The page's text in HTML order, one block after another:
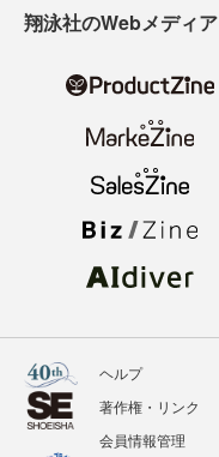
翔泳社のWebメディア
ヘルプ
著作権・リンク
会員情報管理